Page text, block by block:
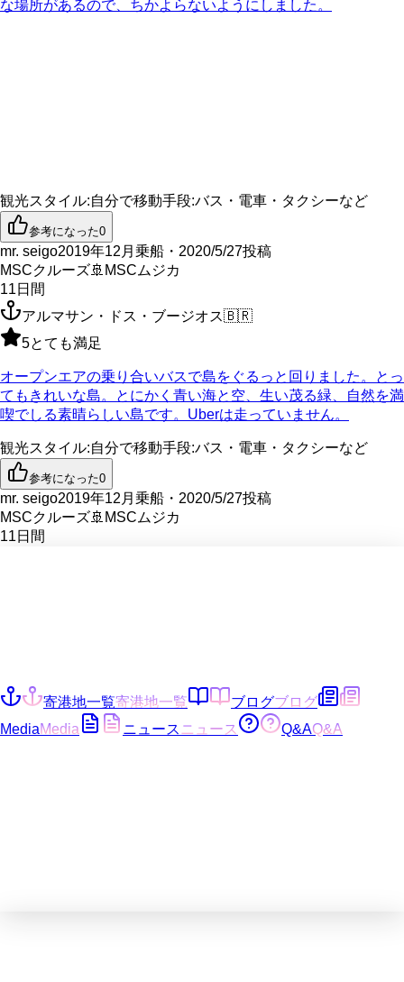
な場所があるので、ちかよらないようにしました。
観光スタイル:自分で移動手段:バス・電車・タクシーなど
参考になった0
mr. seigo2019年12月乗船・2020/5/27投稿
MSCクルーズ🚢 MSCムジカ
11 日間
アルマサン・ドス・ブージオス🇧🇷
5とても満足
オープンエアの乗り合いバスで島をぐるっと回りました。とっ
てもきれいな島。とにかく青い海と空、生い茂る緑、自然を満
喫でしる素晴らしい島です。Uberは走っていません。
観光スタイル:自分で移動手段:バス・電車・タクシーなど
参考になった0
mr. seigo2019年12月乗船・2020/5/27投稿
MSCクルーズ🚢 MSCムジカ
11 日間
寄港地一覧寄港地一覧 ブログブログ
MediaMedia ニュース ニュース Q&AQ&A